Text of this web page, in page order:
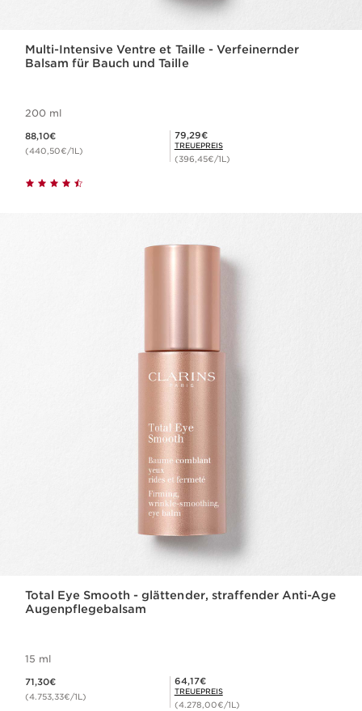
Multi-Intensive Ventre et Taille - Verfeinernder
Balsam für Bauch und Taille
200 ml
88,10€
(440,50€/1L)
Mitgliederpreis 79,29€
79,29€
TREUEPREIS
(396,45€/1L)
Total Eye Smooth - glättender, straffender Anti-Age
Augenpflegebalsam
15 ml
71,30€
(4.753,33€/1L)
Mitgliederpreis 64,17€
64,17€
TREUEPREIS
(4.278,00€/1L)